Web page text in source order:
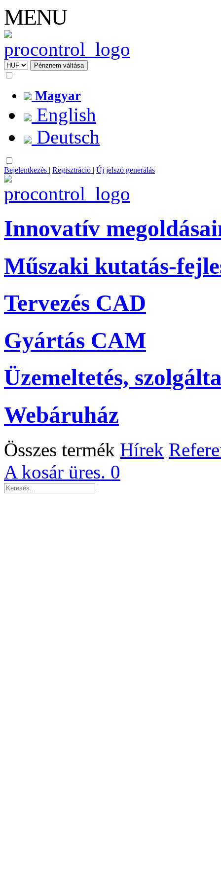
MENU
Magyar
English
Deutsch
Bejelentkezés | Regisztráció | Új jelszó generálás
Innovatív
Műszaki kutatás-
Tervezés CAD
Gyártás CAM
Üzemeltetés,
Webáruház
Összes termék Hírek
A kosár üres. 0